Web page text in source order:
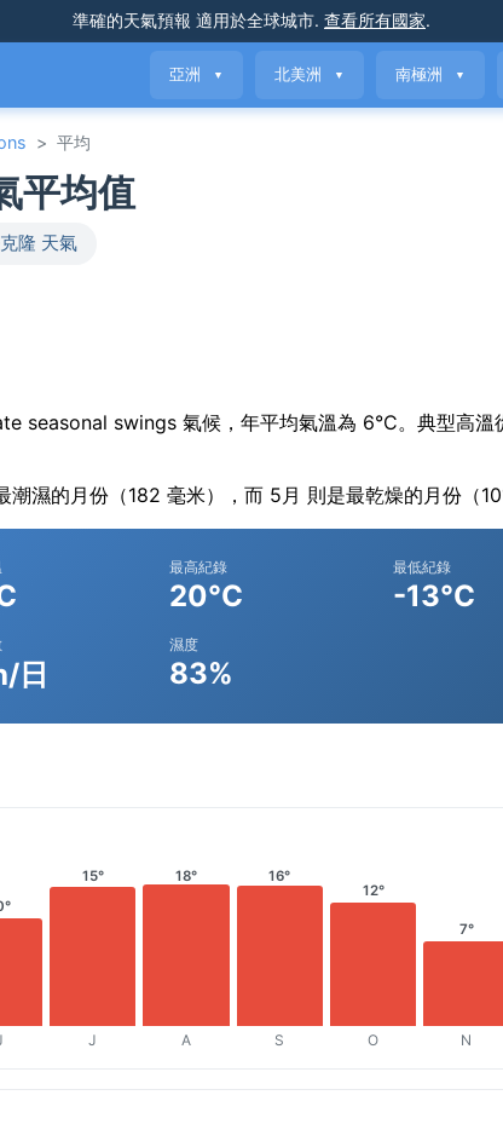
準確的天氣預報 適用於全球城市. 查看所有國家.
亞洲 ▼ 北美洲 ▼ 南極洲 ▼
> 平均
平均值
隆 天氣
swings 氣候，年平均氣溫為 6°C。典型高溫
濕的月份（182 毫米），而 5月 則是最乾燥的月份（
最高紀錄
20°C
最低紀錄
-13°C
日
濕度
83%
15°
J
18°
A
16°
S
12°
O
7°
N